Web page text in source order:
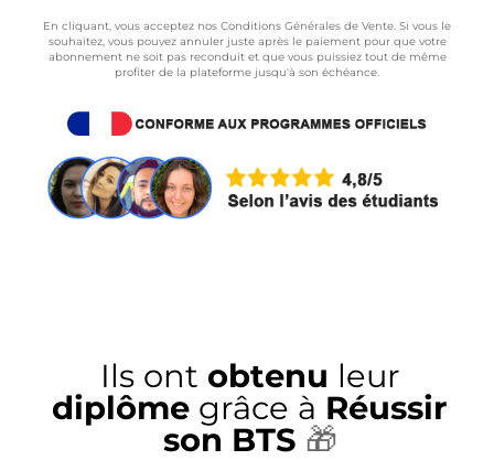
En cliquant, vous acceptez nos Conditions Générales de Vente. Si vous le
souhaitez, vous pouvez annuler juste après le paiement pour que votre
abonnement ne soit pas reconduit et que vous puissiez tout de même
profiter de la plateforme jusqu'à son échéance.
Ils ont obtenu leur
diplôme grâce à Réussir
son BTS 🎁